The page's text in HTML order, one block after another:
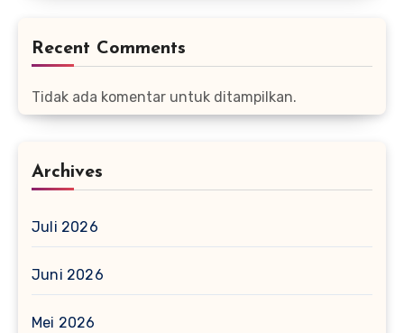
Recent Comments
Tidak ada komentar untuk ditampilkan.
Archives
Juli 2026
Juni 2026
Mei 2026